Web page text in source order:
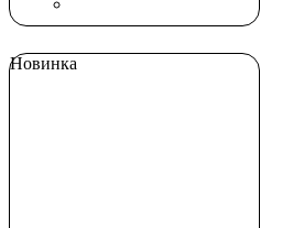
Новинка